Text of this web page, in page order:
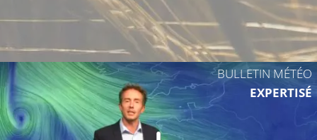
BULLETIN MÉTÉO
EXPERTISÉ